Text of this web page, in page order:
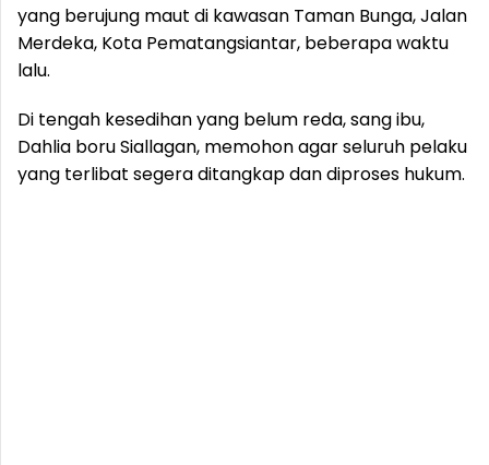
yang berujung maut di kawasan Taman Bunga, Jalan
Merdeka, Kota Pematangsiantar, beberapa waktu
lalu.
Di tengah kesedihan yang belum reda, sang ibu,
Dahlia boru Siallagan, memohon agar seluruh pelaku
yang terlibat segera ditangkap dan diproses hukum.